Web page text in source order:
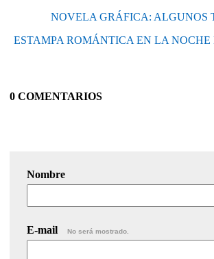
NOVELA GRÁFICA: ALGUNOS
ESTAMPA ROMÁNTICA EN LA
0 COMENTARIOS
Nombre
E-mail No será mostrado.